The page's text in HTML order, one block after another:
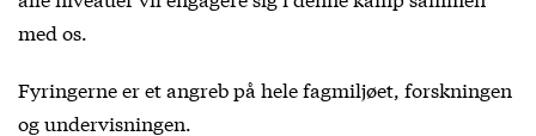
med os.
Fyringerne er et angreb på hele fagmiljøet, forskningen
og undervisningen.